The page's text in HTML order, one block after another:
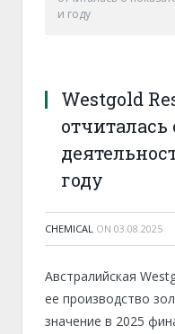
и году
Westgold
отчиталась
году
CHEMICAL ON 03.08.2025
Австралийская
ее производство
значение в 2025